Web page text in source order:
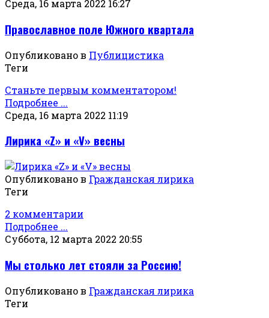
Среда, 16 марта 2022 16:27
Православное поле Южного квартала
Опубликовано в Публицистика
Теги
Станьте первым комментатором!
Подробнее ...
Среда, 16 марта 2022 11:19
Лирика «Z» и «V» весны
Опубликовано в Гражданская лирика
Теги
2 комментарии
Подробнее ...
Суббота, 12 марта 2022 20:55
Мы столько лет стояли за Россию!
Опубликовано в Гражданская лирика
Теги